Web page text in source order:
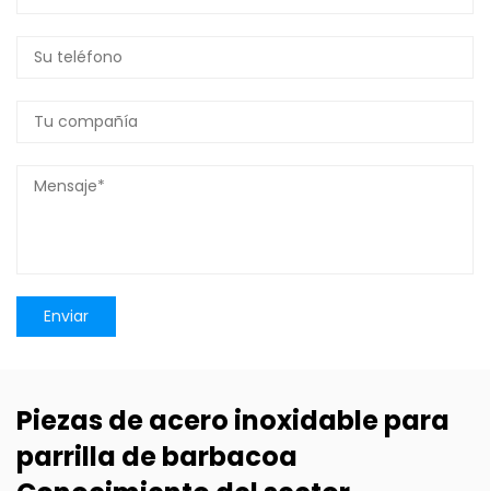
Piezas de acero inoxidable para
parrilla de barbacoa